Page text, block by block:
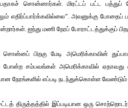
சொன்னார்கள். மிரட்டப் பட்ட
எதிர்ப்பார்க்கவில்லை”. அவனுக்கு போதைப்
ஐந்து மணி நேரப்
பிறகு மேடி அமெரிக்காவின்
போன்ற சம்பவங்கள் அமெரிக்காவில் ஏதாவது
நேரங்களில் எப்படி நடந்துக்கொள்ள
திருத்தத்தில் இப்படியான ஒரு சொற்றொடர்